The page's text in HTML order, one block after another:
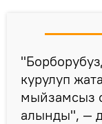
курулуп
мыйзамсыз
алынды", —